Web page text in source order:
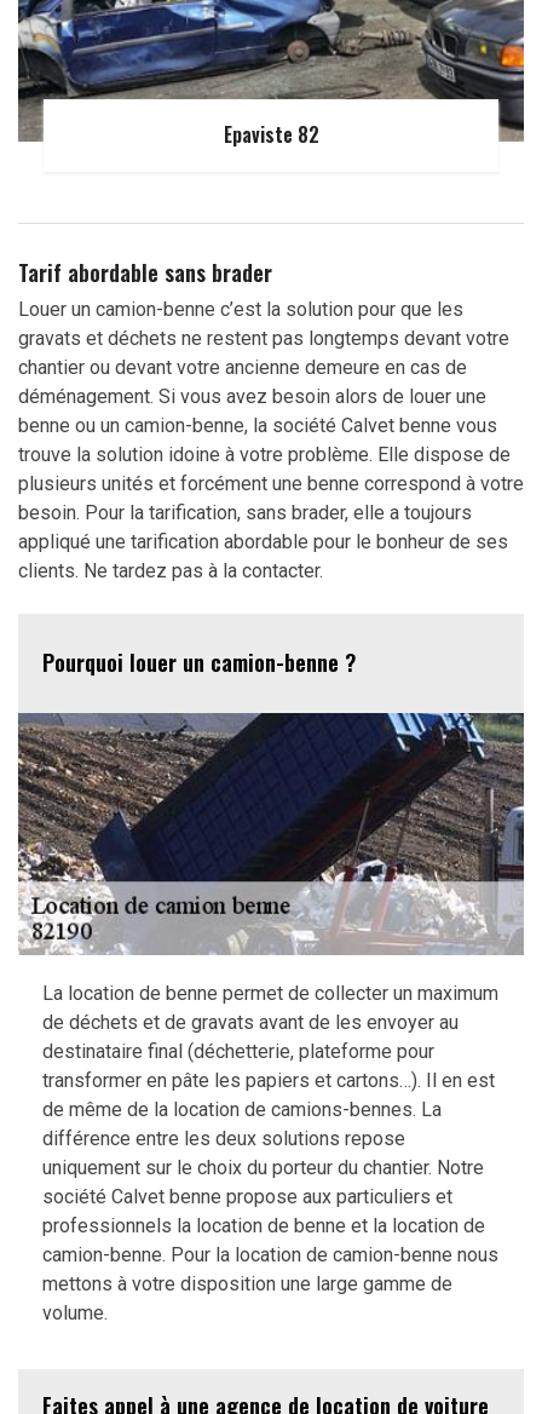
Epaviste 82
Tarif abordable sans brader
Louer un camion-benne c’est la solution pour que les
gravats et déchets ne restent pas longtemps devant votre
chantier ou devant votre ancienne demeure en cas de
déménagement. Si vous avez besoin alors de louer une
benne ou un camion-benne, la société Calvet benne vous
trouve la solution idoine à votre problème. Elle dispose de
plusieurs unités et forcément une benne correspond à votre
besoin. Pour la tarification, sans brader, elle a toujours
appliqué une tarification abordable pour le bonheur de ses
clients. Ne tardez pas à la contacter.
Pourquoi louer un camion-benne ?
La location de benne permet de collecter un maximum
de déchets et de gravats avant de les envoyer au
destinataire final (déchetterie, plateforme pour
transformer en pâte les papiers et cartons…). Il en est
de même de la location de camions-bennes. La
différence entre les deux solutions repose
uniquement sur le choix du porteur du chantier. Notre
société Calvet benne propose aux particuliers et
professionnels la location de benne et la location de
camion-benne. Pour la location de camion-benne nous
mettons à votre disposition une large gamme de
volume.
Faites appel à une agence de location de voiture